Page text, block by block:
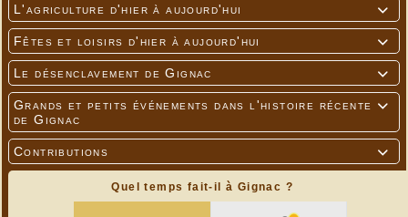

L'agriculture d'hier à aujourd'hui

Fêtes et loisirs d'hier à aujourd'hui

Le désenclavement de Gignac

Grands et petits événements dans l'histoire récente
de Gignac

Contributions
Quel temps fait-il à Gignac ?